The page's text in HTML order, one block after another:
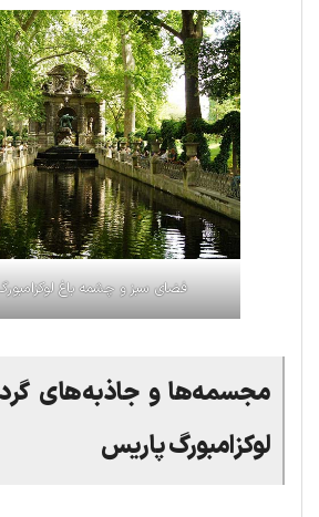
فضای سبز و چشمه باغ
مجسمه‌ها و جاذبه‌های
لوکزامبورگ پاریس